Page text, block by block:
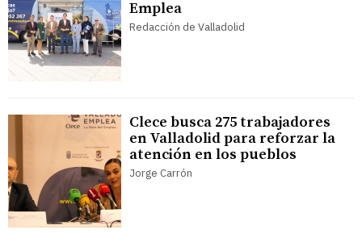
Emplea
Redacción de Valladolid
Clece busca 275 trabajadores
en Valladolid para reforzar la
atención en los pueblos
Jorge Carrón